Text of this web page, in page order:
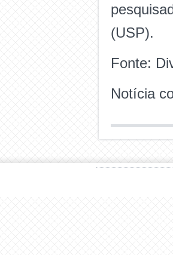
(USP).
Fonte:
Notícia